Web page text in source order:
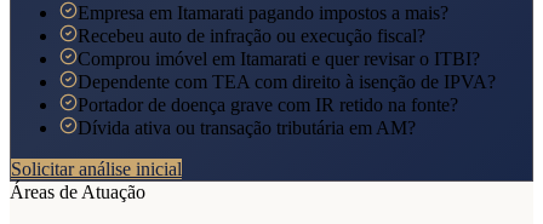
Empresa em Itamarati pagando impostos a mais?
Recebeu auto de infração ou execução fiscal?
Comprou imóvel em Itamarati e quer revisar o ITBI?
Dependente com TEA com direito à isenção de IPVA?
Portador de doença grave com IR retido na fonte?
Dívida ativa ou transação tributária em AM?
Solicitar análise inicial
Áreas de Atuação